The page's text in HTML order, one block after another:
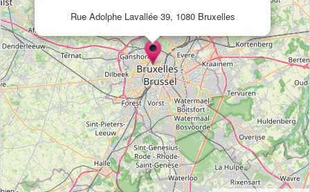
Rue Adolphe Lavallée 39, 1080 Bruxelles